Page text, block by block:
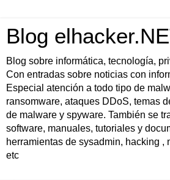
Blog
Blog sobre informática, tecnología,
Con entradas sobre noticias con
Especial atención a todo tipo de
ransomware, ataques DDoS, temas
de malware y spyware. También se
software, manuales, tutoriales y
herramientas de sysadmin, hacking ,
etc